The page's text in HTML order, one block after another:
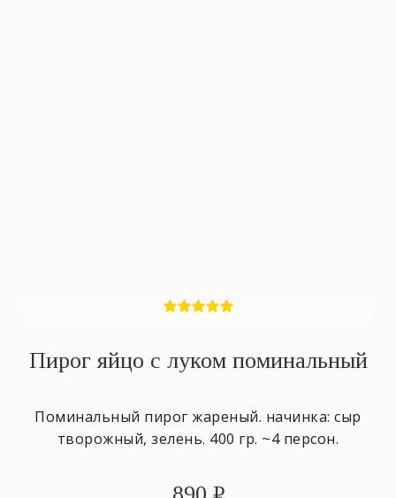
Пирог яйцо с луком поминальный
Поминальный пирог жареный. начинка: сыр
творожный, зелень. 400 гр. ~4 персон.